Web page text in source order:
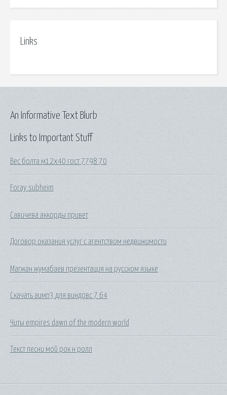
Links
Links to Important Stuff
Вес болта м12х40 гост 7798 70
Foray subheim
Савичева аккорды привет
Договор оказания услуг с агентством недвижимости
Магжан жумабаев презентация на русском языке
Скачать аимп3 для виндовс 7 64
Читы empires dawn of the modern world
Текст песни мой рок н ролл
An Informative Text Blurb